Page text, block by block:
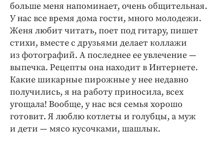
больше меня напоминает, очень общительная.
У нас все время дома гости, много молодежи.
Женя любит читать, поет под гитару, пишет
стихи, вместе с друзьями делает коллажи
из фотографий. А последнее ее увлечение —
выпечка. Рецепты она находит в Интернете.
Какие шикарные пирожные у нее недавно
получились, я на работу приносила, всех
угощала! Вообще, у нас вся семья хорошо
готовит. Я люблю котлеты и голубцы, а муж
и дети — мясо кусочками, шашлык.